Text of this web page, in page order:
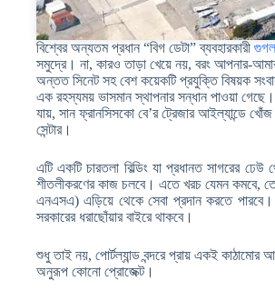
বিশ্বের অন্যতম প্রধান “বিগ ডেটা” ব্যবহারকারী গুগল
সমুদ্রে। না, কারও তাড়া খেয়ে নয়, বরং আপনার-
অন্তত সিনেট সহ বেশ কয়েকটি প্রযুক্তি বিষয়ক
এক রহস্যময় ভাসমান স্থাপনার সন্ধান পাওয়া
যায়, সান ফ্রানসিসকো বে’র ট্রেজার আইল্যান্ডে
সেন্টার।
এটি একটি চারতলা বিল্ডিং যা প্রধানত সাগরের
শীতলীকরণের কাজ চলবে। এতে খরচ যেমন কমবে,
এনএসএ) এড়িয়ে থেকে সেবা প্রদান করতে পারবে।
সরকারের ধরাছোঁয়ার বাইরে থাকবে।
শুধু তাই নয়, পোর্টল্যান্ড বন্দরে প্রায় একই
অনুরূপ কোনো প্রোজেক্ট।